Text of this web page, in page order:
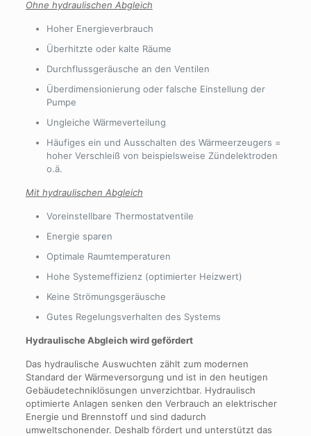
Ohne hydraulischen Abgleich
Hoher Energieverbrauch
Überhitzte oder kalte Räume
Durchflussgeräusche an den Ventilen
Überdimensionierung oder falsche Einstellung der
Pumpe
Ungleiche Wärmeverteilung
Häufiges ein und Ausschalten des Wärmeerzeugers =
hoher Verschleiß von beispielsweise Zündelektroden
o.ä.
Mit hydraulischen Abgleich
Voreinstellbare Thermostatventile
Energie sparen
Optimale Raumtemperaturen
Hohe Systemeffizienz (optimierter Heizwert)
Keine Strömungsgeräusche
Gutes Regelungsverhalten des Systems
Hydraulische Abgleich wird gefördert
Das hydraulische Auswuchten zählt zum modernen
Standard der Wärmeversorgung und ist in den heutigen
Gebäudetechniklösungen unverzichtbar. Hydraulisch
optimierte Anlagen senken den Verbrauch an elektrischer
Energie und Brennstoff und sind dadurch
umweltschonender. Deshalb fördert und unterstützt das